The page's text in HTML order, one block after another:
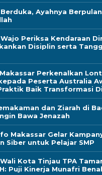
Ayahnya
Periksa Kendaraan
Disiplin serta
Perkenalkan
kepada Peserta Australia
Baik Transformasi
dan Ziarah di
Bawa Jenazah
Makassar Gelar
Siber untuk Pelajar SMP
Kota Tinjau TPA
Puji Kinerja Munafri